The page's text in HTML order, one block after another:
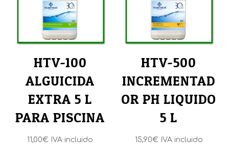
HTV-100
ALGUICIDA
EXTRA 5 L
PARA PISCINA
11,00€ IVA incluido
HTV-500
INCREMENTAD
OR PH LIQUIDO
5 L
15,90€ IVA incluido